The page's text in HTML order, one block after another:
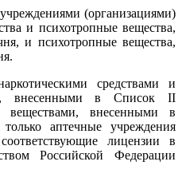
(организациями)
и психотропные вещества,
и психотропные вещества,
средствами и
внесенными в Список II
внесенными в
аптечные учреждения
лицензии в
Российской Федерации